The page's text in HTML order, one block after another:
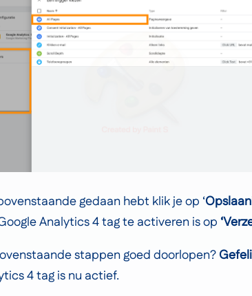
gedaan hebt klik je op ‘
Analytics 4 tag te activeren is op
stappen goed doorlopen?
4 tag is nu actief.